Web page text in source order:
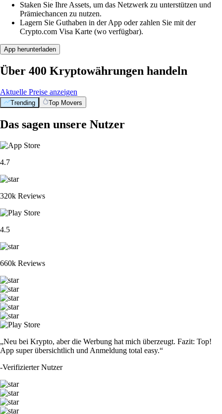
Staken Sie Ihre Assets, um das Netzwerk zu unterstützen und
Prämiechancen zu nutzen.
Lagern Sie Guthaben in der App oder zahlen Sie mit der
Crypto.com Visa Karte (wo verfügbar).
App herunterladen
Über 400 Kryptowährungen handeln
Aktuelle Preise anzeigen
Trending Top Movers
Das sagen unsere Nutzer
4.7
320k Reviews
4.5
660k Reviews
„Neu bei Krypto, aber die Werbung hat mich überzeugt. Fazit: Top!
App super übersichtlich und Anmeldung total easy.“
-Verifizierter Nutzer